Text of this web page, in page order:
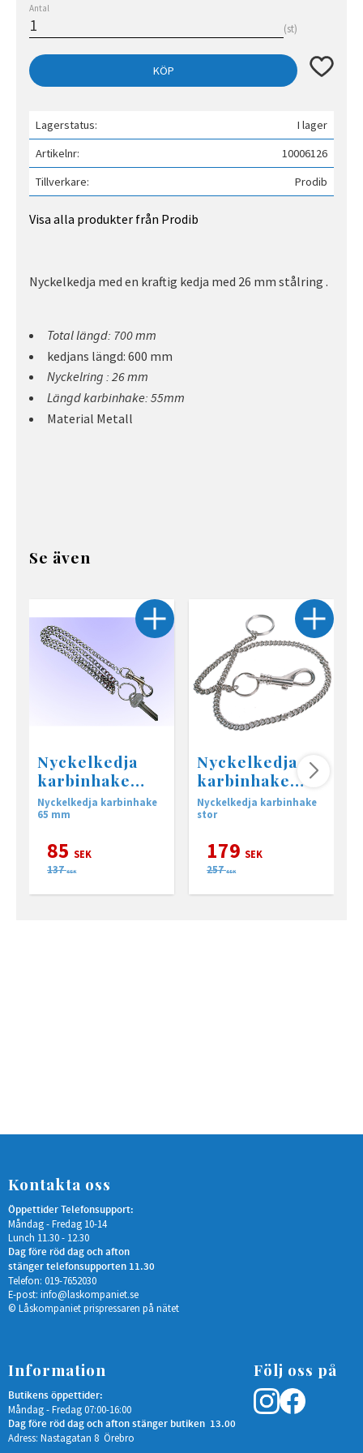
Antal
st
KÖP Lägg till
Lagerstatus
I lager
Artikelnr
10006126
Tillverkare
Prodib
Visa alla produkter från Prodib
Nyckelkedja med en kraftig kedja med 26 mm stålring .
Total längd: 700 mm
kedjans längd: 600 mm
Nyckelring : 26 mm
Längd karbinhake: 55mm
Material Metall
Se även
Nyckelkedja
karbinhake
65mm • 600mm
Nyckelkedja karbinhake
65 mm
85 SEK
137 SEK
Nyckelkedja
karbinhake
75mm • 400mm
Nyckelkedja karbinhake
stor
179 SEK
257 SEK
Kontakta oss
Öppettider Telefonsupport:
Måndag - Fredag 10-14
Lunch 11.30 - 12.30
Dag före röd dag och afton
stänger telefonsupporten 11.30
Telefon: 019-7652030
E-post: info@laskompaniet.se
© Låskompaniet prispressaren på nätet
Information
Butikens öppettider:
Måndag - Fredag 07:00-16:00
Dag före röd dag och afton stänger butiken 13.00
Adress: Nastagatan 8 Örebro
Följ oss på